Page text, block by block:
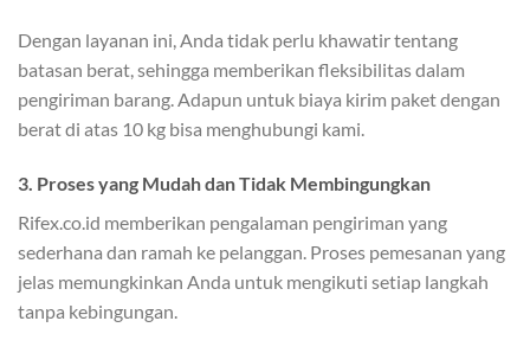
Dengan layanan ini, Anda tidak perlu khawatir tentang
batasan berat, sehingga memberikan fleksibilitas dalam
pengiriman barang. Adapun untuk biaya kirim paket dengan
berat di atas 10 kg bisa menghubungi kami.
3. Proses yang Mudah dan Tidak Membingungkan
Rifex.co.id memberikan pengalaman pengiriman yang
sederhana dan ramah ke pelanggan. Proses pemesanan yang
jelas memungkinkan Anda untuk mengikuti setiap langkah
tanpa kebingungan.